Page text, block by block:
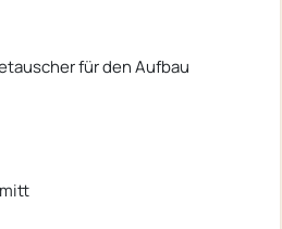
für den Aufbau